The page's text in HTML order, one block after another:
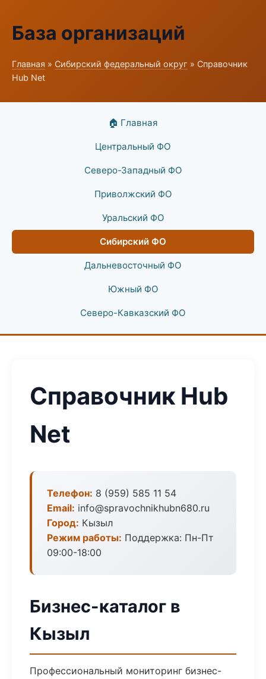
База организаций
Главная » Сибирский федеральный округ » Справочник
Hub Net
🏠 Главная
Центральный ФО
Северо-Западный ФО
Приволжский ФО
Уральский ФО
Сибирский ФО
Дальневосточный ФО
Южный ФО
Северо-Кавказский ФО
Справочник Hub
Net
Телефон: 8 (959) 585 11 54
Email: info@spravochnikhubn680.ru
Город: Кызыл
Режим работы: Поддержка: Пн-Пт
09:00-18:00
Бизнес-каталог в
Кызыл
Профессиональный мониторинг бизнес-